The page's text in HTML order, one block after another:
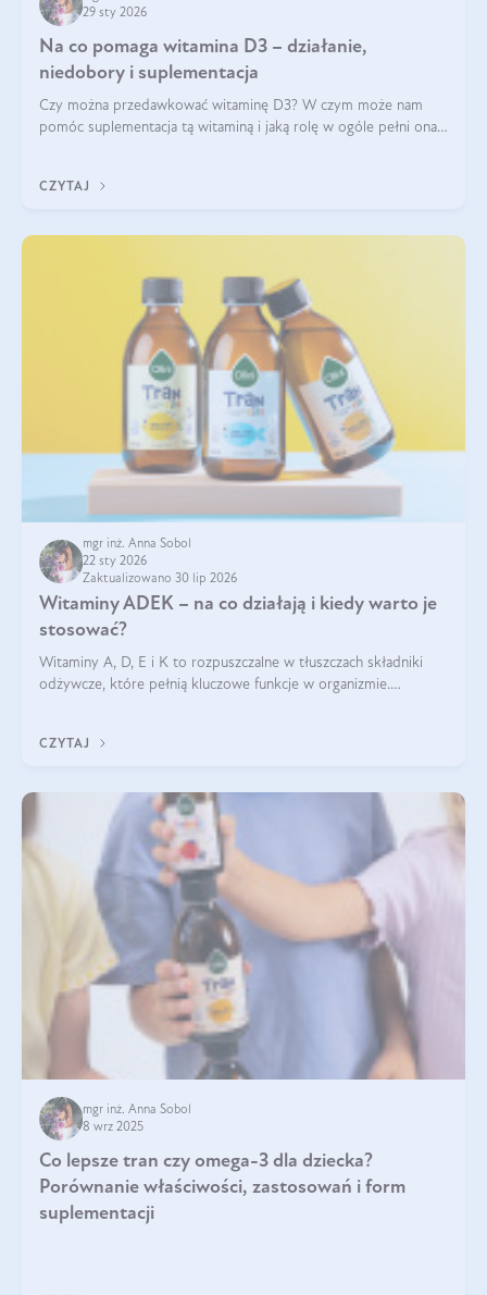
29 sty 2026
Na co pomaga witamina D3 – działanie,
niedobory i suplementacja
Czy można przedawkować witaminę D3? W czym może nam
pomóc suplementacja tą witaminą i jaką rolę w ogóle pełni ona
robić?
CZYTAJ
mgr inż. Anna Sobol
22 sty 2026
Zaktualizowano 30 lip 2026
Witaminy ADEK – na co działają i kiedy warto je
stosować?
Witaminy A, D, E i K to rozpuszczalne w tłuszczach składniki
odżywcze, które pełnią kluczowe funkcje w organizmie.
CZYTAJ
mgr inż. Anna Sobol
8 wrz 2025
Co lepsze tran czy omega-3 dla dziecka?
Porównanie właściwości, zastosowań i form
suplementacji